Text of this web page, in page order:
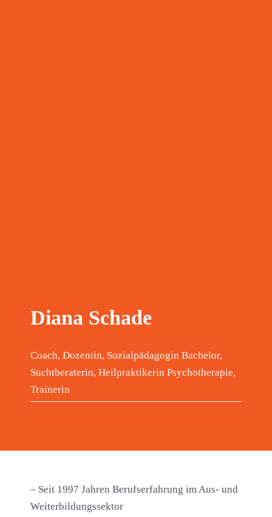
Diana Schade
Coach, Dozentin, Sozialpädagogin Bachelor,
Suchtberaterin, Heilpraktikerin Psychotherapie,
Trainerin
– Seit 1997 Jahren Berufserfahrung im Aus- und
Weiterbildungssektor